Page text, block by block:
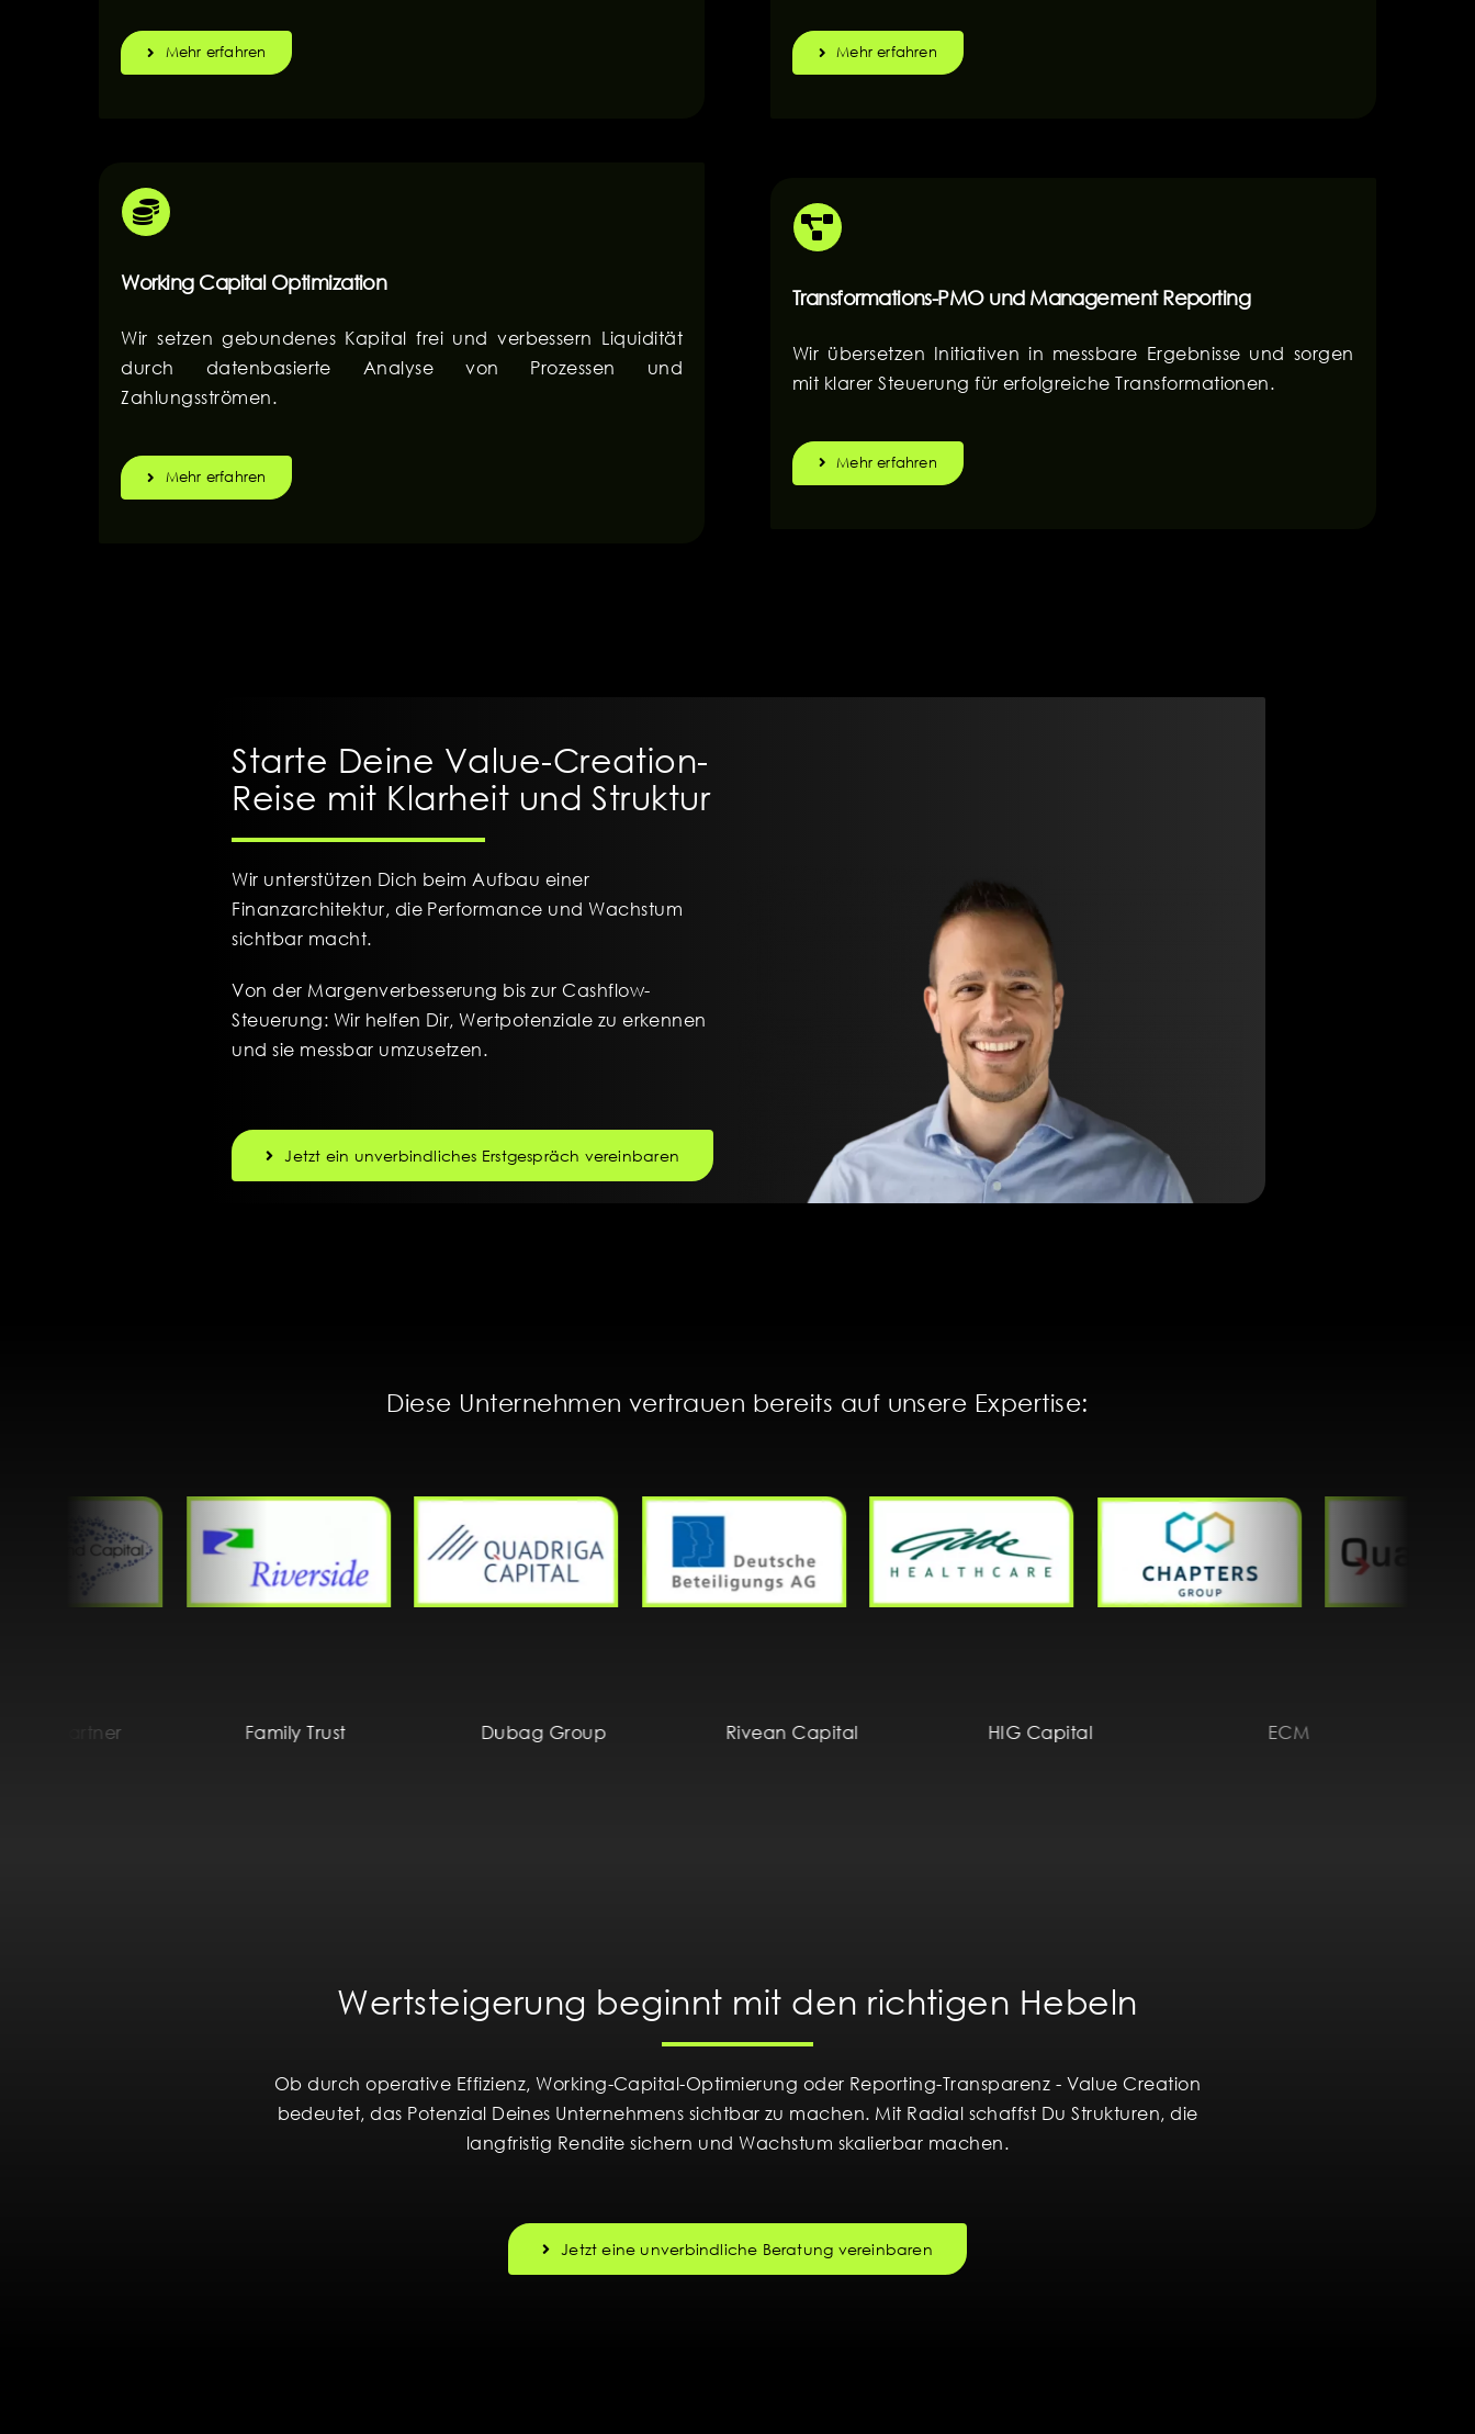
Mehr erfahren Mehr erfahren
Working Capital Optimization
Wir setzen gebundenes Kapital frei und verbessern Liquidität
durch datenbasierte Analyse von Prozessen und
Zahlungsströmen.
Mehr erfahren
Transformations-PMO und Management Reporting
Wir übersetzen Initiativen in messbare Ergebnisse und sorgen
mit klarer Steuerung für erfolgreiche Transformationen.
Mehr erfahren
Starte Deine Value-Creation-
Reise mit Klarheit und Struktur
Wir unterstützen Dich beim Aufbau einer
Finanzarchitektur, die Performance und Wachstum
sichtbar macht.
Von der Margenverbesserung bis zur Cashflow-
Steuerung: Wir helfen Dir, Wertpotenziale zu erkennen
und sie messbar umzusetzen.
Jetzt ein unverbindliches Erstgespräch vereinbaren
Diese Unternehmen vertrauen bereits auf unsere Expertise:
Wertsteigerung beginnt mit den richtigen Hebeln
Ob durch operative Effizienz, Working-Capital-Optimierung oder Reporting-Transparenz - Value Creation
bedeutet, das Potenzial Deines Unternehmens sichtbar zu machen. Mit Radial schaffst Du Strukturen, die
langfristig Rendite sichern und Wachstum skalierbar machen.
Jetzt eine unverbindliche Beratung vereinbaren